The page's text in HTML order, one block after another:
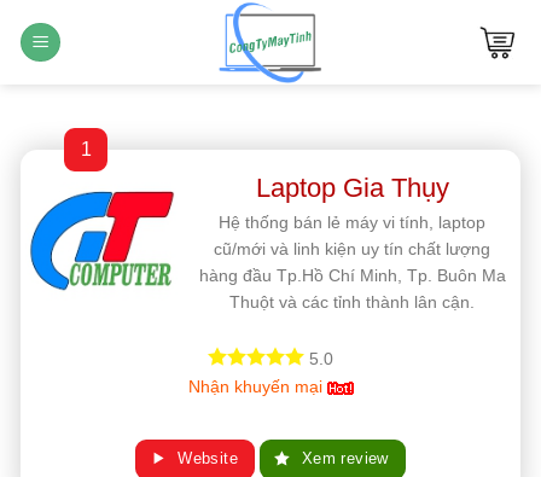
qua
1
Laptop Gia Thụy
Hệ thống bán lẻ máy vi tính, laptop
cũ/mới và linh kiện uy tín chất lượng
hàng đầu Tp.Hồ Chí Minh, Tp. Buôn Ma
Thuột và các tỉnh thành lân cận.
5.0
Nhận khuyến mại
Website Xem review